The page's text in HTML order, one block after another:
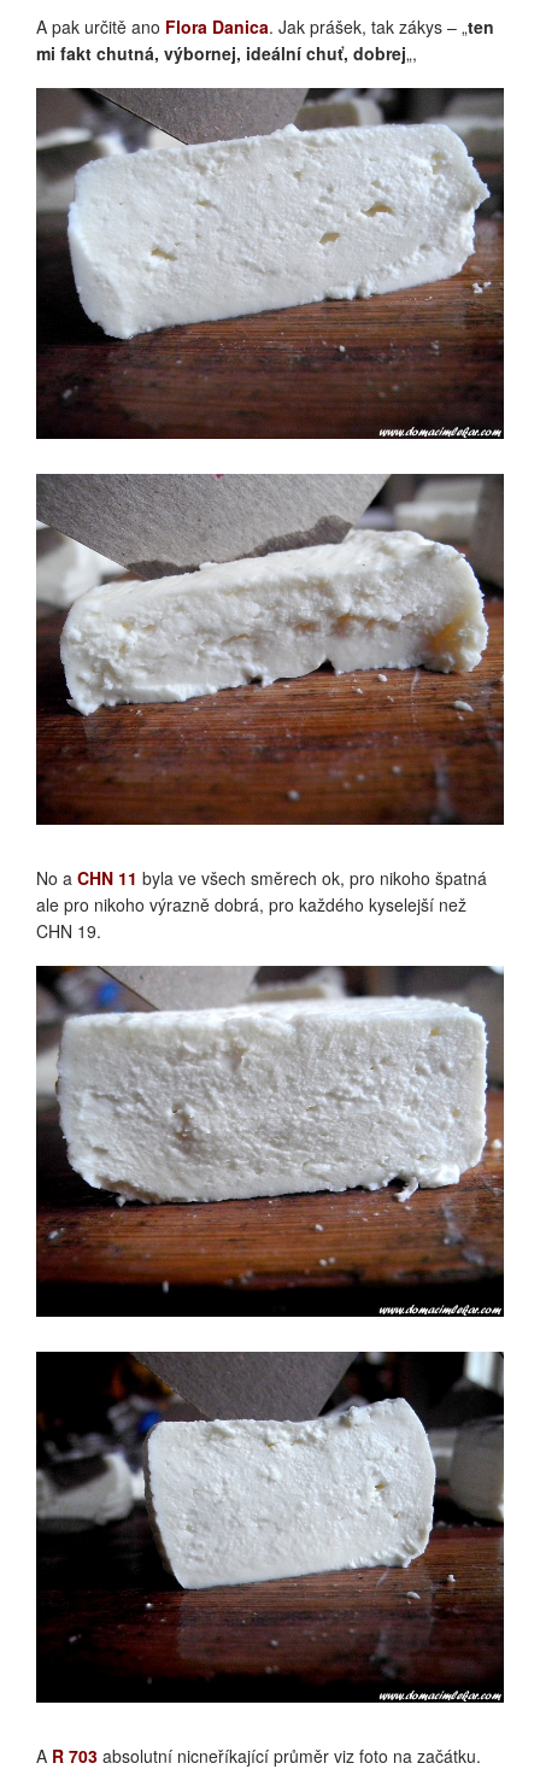
A pak určitě ano Flora Danica. Jak prášek, tak zákys – „ten
mi fakt chutná, výbornej, ideální chuť, dobrej„,
No a CHN 11 byla ve všech směrech ok, pro nikoho špatná
ale pro nikoho výrazně dobrá, pro každého kyselejší než
CHN 19.
A R 703 absolutní nicneříkající průměr viz foto na začátku.